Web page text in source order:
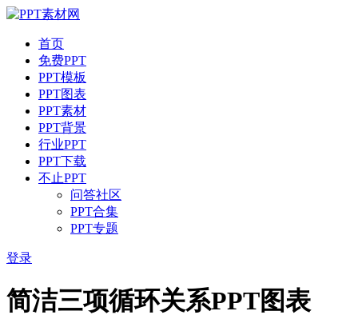
首页
免费PPT
PPT模板
PPT图表
PPT素材
PPT背景
行业PPT
PPT下载
不止PPT
问答社区
PPT合集
PPT专题
登录
简洁三项循环关系PPT图表